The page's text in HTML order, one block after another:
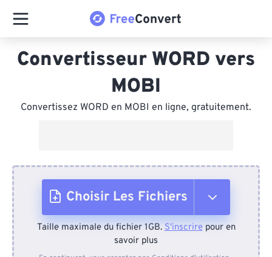
Convertisseur WORD vers
MOBI
Convertissez WORD en MOBI en ligne, gratuitement.
Choisir Les Fichiers
Depuis l'appareil
Taille maximale du fichier 1GB.S'inscrirepour en
savoir plus